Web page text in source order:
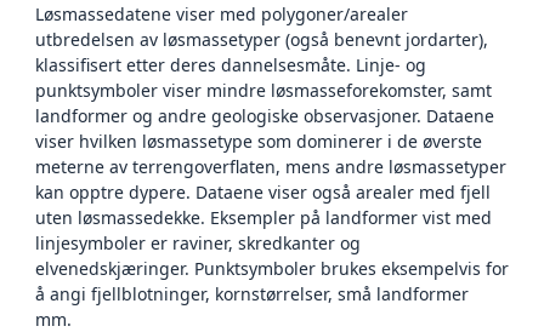
Løsmassedatene viser med polygoner/arealer
utbredelsen av løsmassetyper (også benevnt jordarter),
klassifisert etter deres dannelsesmåte. Linje- og
punktsymboler viser mindre løsmasseforekomster, samt
landformer og andre geologiske observasjoner. Dataene
viser hvilken løsmassetype som dominerer i de øverste
meterne av terrengoverflaten, mens andre løsmassetyper
kan opptre dypere. Dataene viser også arealer med fjell
uten løsmassedekke. Eksempler på landformer vist med
linjesymboler er raviner, skredkanter og
elvenedskjæringer. Punktsymboler brukes eksempelvis for
å angi fjellblotninger, kornstørrelser, små landformer
mm.